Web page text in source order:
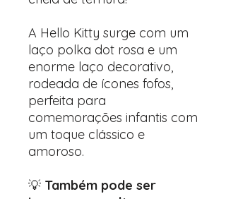
A Hello Kitty surge com um
laço polka dot rosa e um
enorme laço decorativo,
rodeada de ícones fofos,
perfeita para
comemorações infantis com
um toque clássico e
amoroso.
💡 Também pode ser